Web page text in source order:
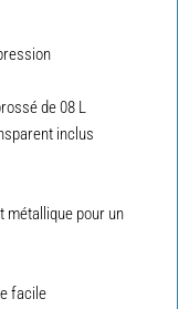
de 08 L
inclus
métallique pour un
facile